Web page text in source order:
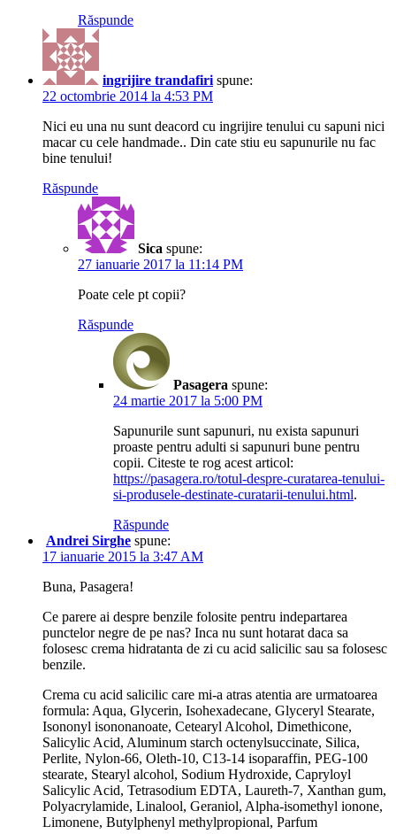
Răspunde
ingrijire trandafiri spune:
22 octombrie 2014 la 4:53 PM
Nici eu una nu sunt deacord cu ingrijire tenului cu sapuni nici
macar cu cele handmade.. Din cate stiu eu sapunurile nu fac
bine tenului!
Răspunde
Sica spune:
27 ianuarie 2017 la 11:14 PM
Poate cele pt copii?
Răspunde
Pasagera spune:
24 martie 2017 la 5:00 PM
Sapunurile sunt sapunuri, nu exista sapunuri
proaste pentru adulti si sapunuri bune pentru
copii. Citeste te rog acest articol:
https://pasagera.ro/totul-despre-curatarea-tenului-
si-produsele-destinate-curatarii-tenului.html.
Răspunde
Andrei Sirghe spune:
17 ianuarie 2015 la 3:47 AM
Buna, Pasagera!
Ce parere ai despre benzile folosite pentru indepartarea
punctelor negre de pe nas? Inca nu sunt hotarat daca sa
folosesc crema hidratanta de zi cu acid salicilic sau sa folosesc
benzile.
Crema cu acid salicilic care mi-a atras atentia are urmatoarea
formula: Aqua, Glycerin, Isohexadecane, Glyceryl Stearate,
Isononyl isononanoate, Cetearyl Alcohol, Dimethicone,
Salicylic Acid, Aluminum starch octenylsuccinate, Silica,
Perlite, Nylon-66, Oleth-10, C13-14 isoparaffin, PEG-100
stearate, Stearyl alcohol, Sodium Hydroxide, Capryloyl
Salicylic Acid, Tetrasodium EDTA, Laureth-7, Xanthan gum,
Polyacrylamide, Linalool, Geraniol, Alpha-isomethyl ionone,
Limonene, Butylphenyl methylpropional, Parfum